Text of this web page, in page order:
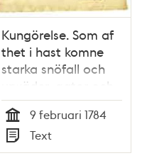
Kungörelse. Som af
thet i hast komne
starka snöfall och
urwäder, gator och
gränder, ther snön
til en myckenhet
samlat sig ...
Stockholm then 9
Tid
9 februari 1784
Typ
Text